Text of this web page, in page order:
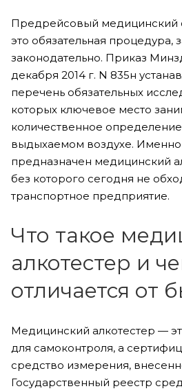
Предрейсовый медицинский
это обязательная процедура,
законодательно. Приказ
декабря 2014 г. N 835н
перечень обязательных
которых ключевое место
количественное
выдыхаемом воздухе. Именно
предназначен медицинский
без которого сегодня не
транспортное предприятие.
Что такое
алкотестер и
отличается от
Медицинский алкотестер —
для самоконтроля, а
средство измерения,
Государственный реестр